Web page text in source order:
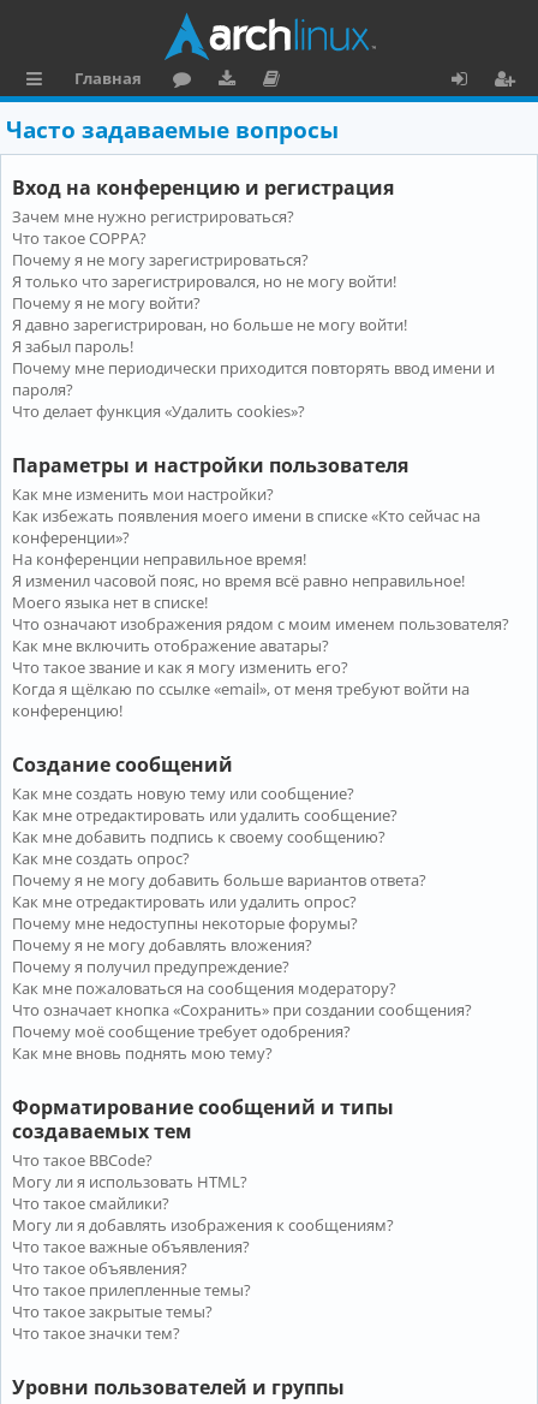
ы
л
к
и
Главная
ру
м
ру
зк
и
ку
м
е
н
та
ц
и
я
о
и
Часто задаваемые вопросы
Вход на конференцию и регистрация
Зачем мне нужно регистрироваться?
Что такое COPPA?
Почему я не могу зарегистрироваться?
Я только что зарегистрировался, но не могу войти!
Почему я не могу войти?
Я давно зарегистрирован, но больше не могу войти!
Я забыл пароль!
Почему мне периодически приходится повторять ввод имени и
пароля?
Что делает функция «Удалить cookies»?
Параметры и настройки пользователя
Как мне изменить мои настройки?
Как избежать появления моего имени в списке «Кто сейчас на
конференции»?
На конференции неправильное время!
Я изменил часовой пояс, но время всё равно неправильное!
Моего языка нет в списке!
Что означают изображения рядом с моим именем пользователя?
Как мне включить отображение аватары?
Что такое звание и как я могу изменить его?
Когда я щёлкаю по ссылке «email», от меня требуют войти на
конференцию!
Создание сообщений
Как мне создать новую тему или сообщение?
Как мне отредактировать или удалить сообщение?
Как мне добавить подпись к своему сообщению?
Как мне создать опрос?
Почему я не могу добавить больше вариантов ответа?
Как мне отредактировать или удалить опрос?
Почему мне недоступны некоторые форумы?
Почему я не могу добавлять вложения?
Почему я получил предупреждение?
Как мне пожаловаться на сообщения модератору?
Что означает кнопка «Сохранить» при создании сообщения?
Почему моё сообщение требует одобрения?
Как мне вновь поднять мою тему?
Форматирование сообщений и типы
создаваемых тем
Что такое BBCode?
Могу ли я использовать HTML?
Что такое смайлики?
Могу ли я добавлять изображения к сообщениям?
Что такое важные объявления?
Что такое объявления?
Что такое прилепленные темы?
Что такое закрытые темы?
Что такое значки тем?
Уровни пользователей и группы